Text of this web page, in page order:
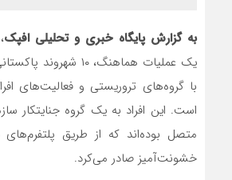
به گزارش پایگاه خبری و تحلیلی افپک
یک عملیات هماهنگ، ۱۰
با گروه‌های تروریستی و فعالیت‌های
است. این افراد به یک گروه جنایتکار
متصل بوده‌اند که از طریق
خشونت‌آمیز صادر می‌کرد.